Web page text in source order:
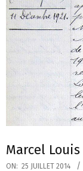
Marcel Louis
2014-
ON: 25 JUILLET 2014